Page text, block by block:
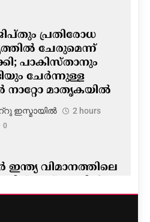
പ്രതിരോധ
ചേരുമെന്ന്
പാകിസ്താനും
ചേർന്നുള്ള
നാറ്റോ മാതൃകയിൽ
ഇസ്മായില്‍
2 hours
0
വിമാനത്തിലെ